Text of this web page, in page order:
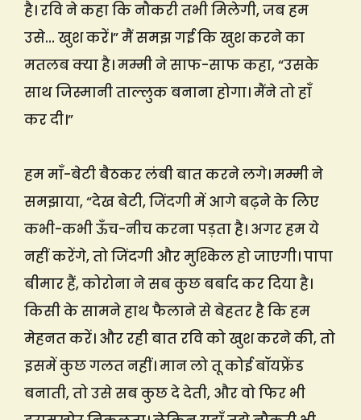
है। रवि ने कहा कि नौकरी तभी मिलेगी, जब हम
उसे… खुश करें।” मैं समझ गई कि खुश करने का
मतलब क्या है। मम्मी ने साफ-साफ कहा, “उसके
साथ जिस्मानी ताल्लुक बनाना होगा। मैंने तो हाँ
कर दी।”
हम माँ-बेटी बैठकर लंबी बात करने लगे। मम्मी ने
समझाया, “देख बेटी, जिंदगी में आगे बढ़ने के लिए
कभी-कभी ऊँच-नीच करना पड़ता है। अगर हम ये
नहीं करेंगे, तो जिंदगी और मुश्किल हो जाएगी। पापा
बीमार हैं, कोरोना ने सब कुछ बर्बाद कर दिया है।
किसी के सामने हाथ फैलाने से बेहतर है कि हम
मेहनत करें। और रही बात रवि को खुश करने की, तो
इसमें कुछ गलत नहीं। मान लो तू कोई बॉयफ्रेंड
बनाती, तो उसे सब कुछ दे देती, और वो फिर भी